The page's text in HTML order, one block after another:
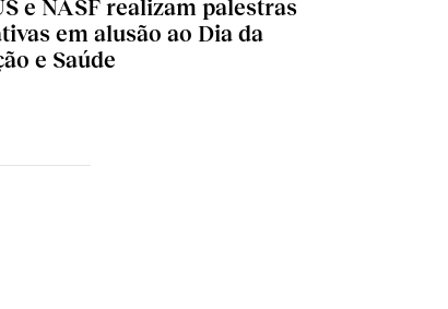
e NASF realizam palestras
em alusão ao Dia da
e Saúde